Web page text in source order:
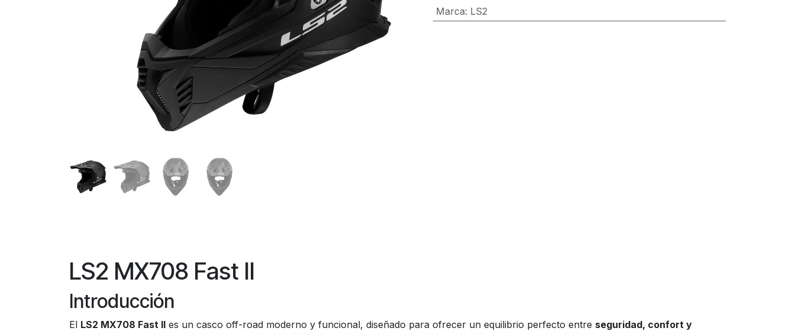
Marca: LS2
LS2 MX708 Fast II
Introducción
El LS2 MX708 Fast II es un casco off-road moderno y funcional, diseñado para ofrecer un equilibrio perfecto entre seguridad, confort y